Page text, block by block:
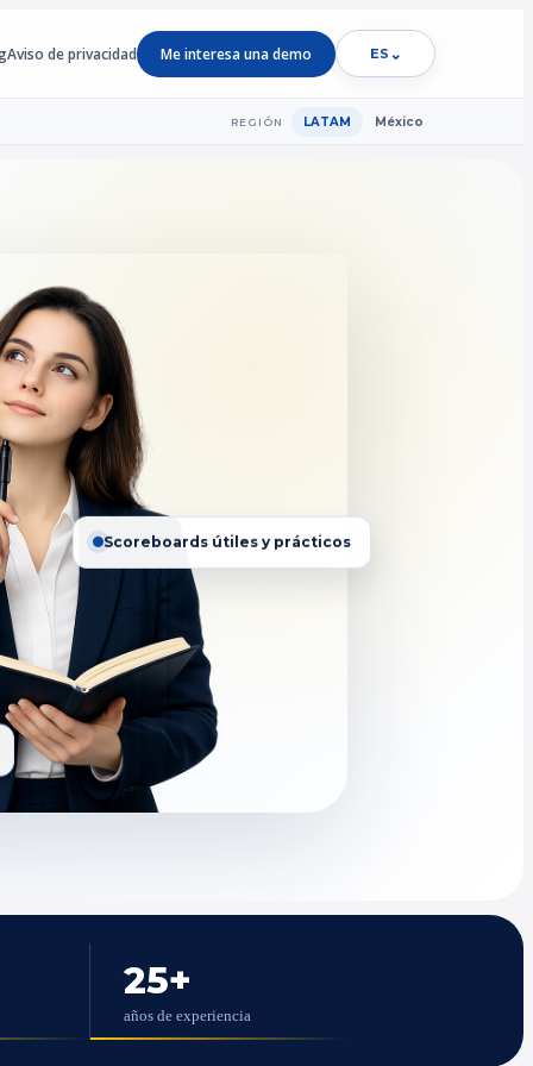
Aviso de privacidad Me interesa una demo ES ⌄
REGIÓN LATAM México
Scoreboards útiles y prácticos
25+
años de experiencia